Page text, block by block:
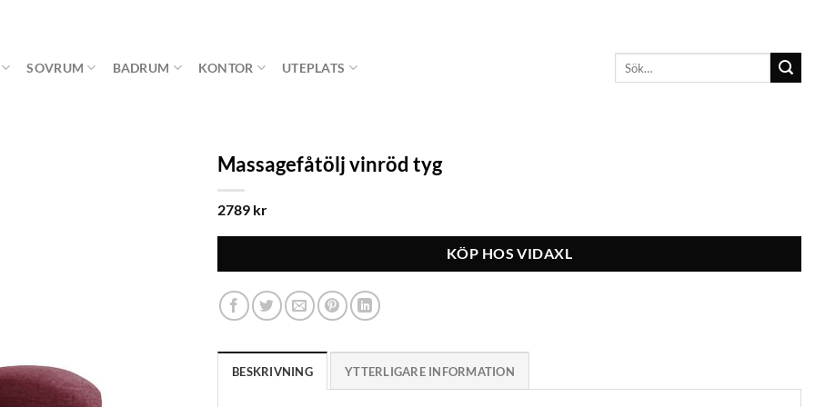
SOVRUM BADRUM KONTOR UTEPLATS
Massagefåtölj vinröd tyg
2789 kr
KÖP HOS VIDAXL
BESKRIVNING YTTERLIGARE INFORMATION